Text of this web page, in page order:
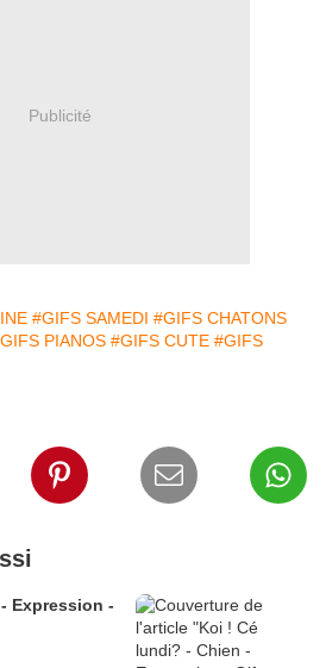
Publicité
#GIFS SAMEDI #GIFS CHATONS
PIANOS #GIFS CUTE #GIFS
Expression -